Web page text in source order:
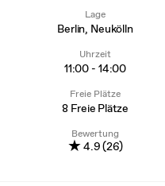
Lage
Berlin, Neukölln
Uhrzeit
11:00 - 14:00
Freie Plätze
8 Freie Plätze
Bewertung
★4.9 (26)